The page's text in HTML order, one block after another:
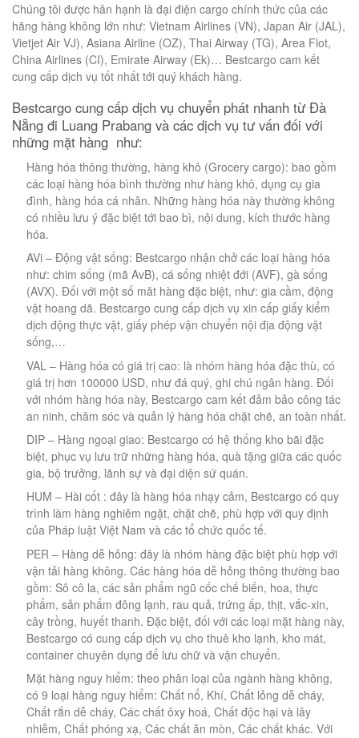
Chúng tôi được hân hạnh là đại điện cargo chính thức của các
hãng hàng không lớn như: Vietnam Airlines (VN), Japan Air (JAL),
Vietjet Air VJ), Asiana Airline (OZ), Thai Airway (TG), Area Flot,
China Airlines (CI), Emirate Airway (Ek)… Bestcargo cam kết
cung cấp dịch vụ tốt nhất tới quý khách hàng.
Bestcargo cung cấp dịch vụ chuyển phát nhanh từ Đà
Nẵng đi Luang Prabang và các dịch vụ tư vấn đối với
những mặt hàng như:
Hàng hóa thông thường, hàng khô (Grocery cargo): bao gồm
các loại hàng hóa bình thường như hàng khô, dụng cụ gia
đình, hàng hóa cá nhân. Những hàng hóa này thường không
có nhiều lưu ý đặc biệt tới bao bì, nội dung, kích thước hàng
hóa.
AVi – Động vật sống: Bestcargo nhận chở các loại hàng hóa
như: chim sống (mã AvB), cá sống nhiệt đới (AVF), gà sống
(AVX). Đối với một số măt hàng đặc biệt, như: gia cầm, động
vật hoang dã. Bestcargo cung cấp dịch vụ xin cấp giấy kiểm
dịch động thực vật, giấy phép vận chuyển nội địa động vật
sống,…
VAL – Hàng hóa có giá trị cao: là nhóm hàng hóa đặc thù, có
giá trị hơn 100000 USD, như đá quý, ghi chú ngân hàng. Đối
với nhóm hàng hóa này, Bestcargo cam kết đảm bảo công tác
an ninh, chăm sóc và quản lý hàng hóa chặt chẽ, an toàn nhất.
DIP – Hàng ngoại giao: Bestcargo có hệ thống kho bãi đặc
biệt, phục vụ lưu trữ những hàng hóa, quà tặng giữa các quốc
gia, bộ trưởng, lãnh sự và đại diện sứ quán.
HUM – Hài cốt : đây là hàng hóa nhạy cảm, Bestcargo có quy
trình làm hàng nghiêm ngặt, chặt chẽ, phù hợp với quy định
của Pháp luật Việt Nam và các tổ chức quốc tế.
PER – Hàng dễ hỏng: đây là nhóm hàng đặc biệt phù hợp với
vận tải hàng không. Các hàng hóa dễ hỏng thông thường bao
gồm: Sô cô la, các sản phẩm ngũ cốc chế biến, hoa, thực
phẩm, sản phẩm đông lạnh, rau quả, trứng ấp, thịt, vắc-xin,
cây trồng, huyết thanh. Đặc biệt, đối với các loại mặt hàng này,
Bestcargo có cung cấp dịch vụ cho thuê kho lạnh, kho mát,
container chuyên dụng để lưu chữ và vận chuyển.
Mặt hàng nguy hiểm: theo phân loại của ngành hàng không,
có 9 loại hàng nguy hiểm: Chất nổ, Khí, Chất lỏng dễ cháy,
Chất rắn dễ cháy, Các chất ôxy hoá, Chất độc hại và lây
nhiễm, Chất phóng xạ, Các chất ăn mòn, Các chất khác. Với